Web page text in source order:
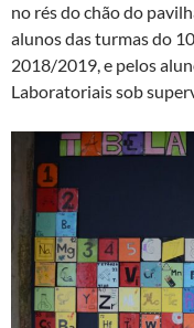
no rés do chão do
alunos das turmas do
2018/2019, e pelos
Laboratoriais sob